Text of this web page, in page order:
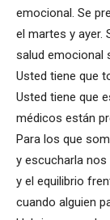
emocional. Se
el martes y ayer.
salud emocional
Usted tiene que
Usted tiene que
médicos están
Para los que
y escucharla
y el equilibrio
cuando alguien